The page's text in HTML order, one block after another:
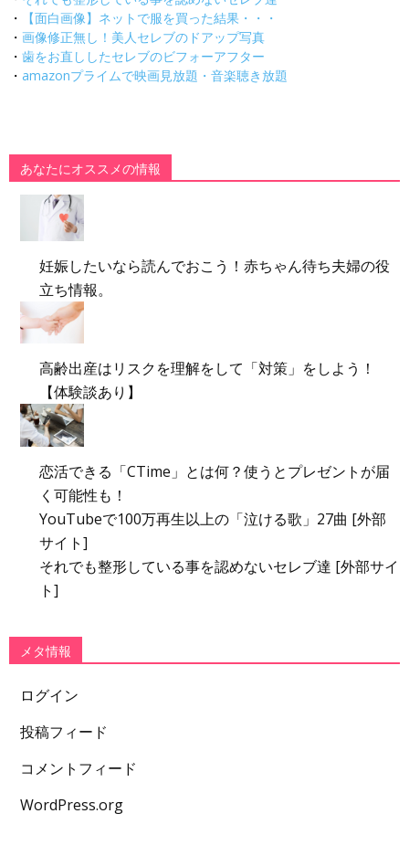
・
【面白画像】ネットで服を買った結果・・・
・ 画像修正無し！美人セレブのドアップ写真
・ 歯をお直ししたセレブのビフォーアフター
・ amazonプライムで映画見放題・音楽聴き放題
あなたにオススメの情報
妊娠したいなら読んでおこう！赤ちゃん待ち夫婦の役
立ち情報。
高齢出産はリスクを理解をして「対策」をしよう！
【体験談あり】
恋活できる「CTime」とは何？使うとプレゼントが届
く可能性も！
YouTubeで100万再生以上の「泣ける歌」27曲 [外部
サイト]
それでも整形している事を認めないセレブ達 [外部サイ
ト]
メタ情報
ログイン
投稿フィード
コメントフィード
WordPress.org